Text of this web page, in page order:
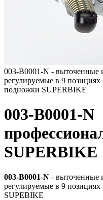
003-B0001-N - выточенные
регулируемые в 9
подножки SUPERBIKE
003-B0001-N
SUPERBIKE
003-B0001-N - выточенные
регулируемые в 9
SUPEBIKE